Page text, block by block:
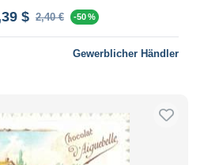
$ 2,40 € -50 %
Gewerblicher Händler